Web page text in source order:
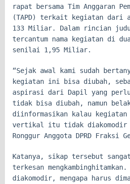
rapat bersama Tim Anggaran
(TAPD) terkait kegiatan dari
133 Miliar. Dalam rincian
tercantum nama kegiatan di
senilai 1,95 Miliar.
“Sejak awal kami sudah
kegiatan ini bisa diubah,
aspirasi dari Dapil yang
tidak bisa diubah, namun
diinformasikan kalau kegiatan
vertikal itu tidak diakomodir
Ronggur Anggota DPRD Fraksi
Katanya, sikap tersebut
terkesan
diakomodir, mengapa harus